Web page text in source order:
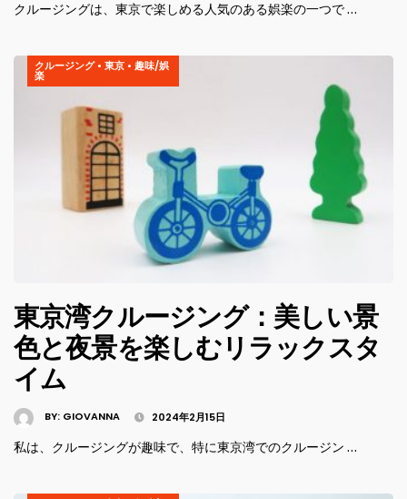
クルージングは、東京で楽しめる人気のある娯楽の一つで …
クルージング• 東京 • 趣味/娯
楽
東京湾クルージング：美しい景
色と夜景を楽しむリラックスタ
イム
BY: GIOVANNA 2024年2月15日
私は、クルージングが趣味で、特に東京湾でのクルージン …